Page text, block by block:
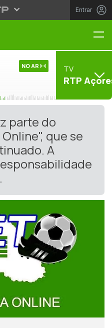
Entrar
NO AR TV
RTP
parte do
que se
A